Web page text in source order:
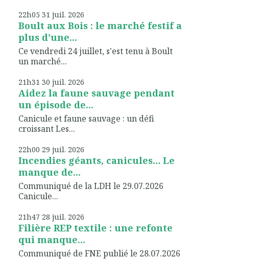
22h05 31 juil. 2026
Boult aux Bois : le marché festif a
plus d'une...
Ce vendredi 24 juillet, s'est tenu à Boult
un marché...
21h31 30 juil. 2026
Aidez la faune sauvage pendant
un épisode de...
Canicule et faune sauvage : un défi
croissant Les...
22h00 29 juil. 2026
Incendies géants, canicules… Le
manque de...
Communiqué de la LDH le 29.07.2026
Canicule...
21h47 28 juil. 2026
Filière REP textile : une refonte
qui manque...
Communiqué de FNE publié le 28.07.2026